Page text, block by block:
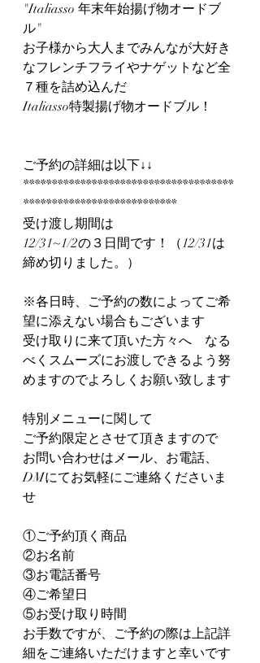
"Italiasso 年末年始揚げ物オードブ
ル"
お子様から大人までみんなが大好き
なフレンチフライやナゲットなど全
７種を詰め込んだ
Italiasso特製揚げ物オードブル！
ご予約の詳細は以下↓↓
*************************************
***************************
受け渡し期間は
12/31~1/2の３日間です！（12/31は
締め切りました。）
※各日時、ご予約の数によってご希
望に添えない場合もございます
受け取りに来て頂いた方々へ　なる
べくスムーズにお渡しできるよう努
めますのでよろしくお願い致します
特別メニューに関して
ご予約限定とさせて頂きますので
お問い合わせはメール、お電話、
DMにてお気軽にご連絡くださいま
せ
①ご予約頂く商品
②お名前
③お電話番号
④ご希望日
⑤お受け取り時間
お手数ですが、ご予約の際は上記詳
細をご連絡いただけますと幸いです